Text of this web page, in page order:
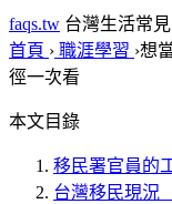
faqs.tw 台灣生活常
首頁 › 職涯學習 ›想
徑一次看
本文目錄
移民署官員的
台灣移民現況